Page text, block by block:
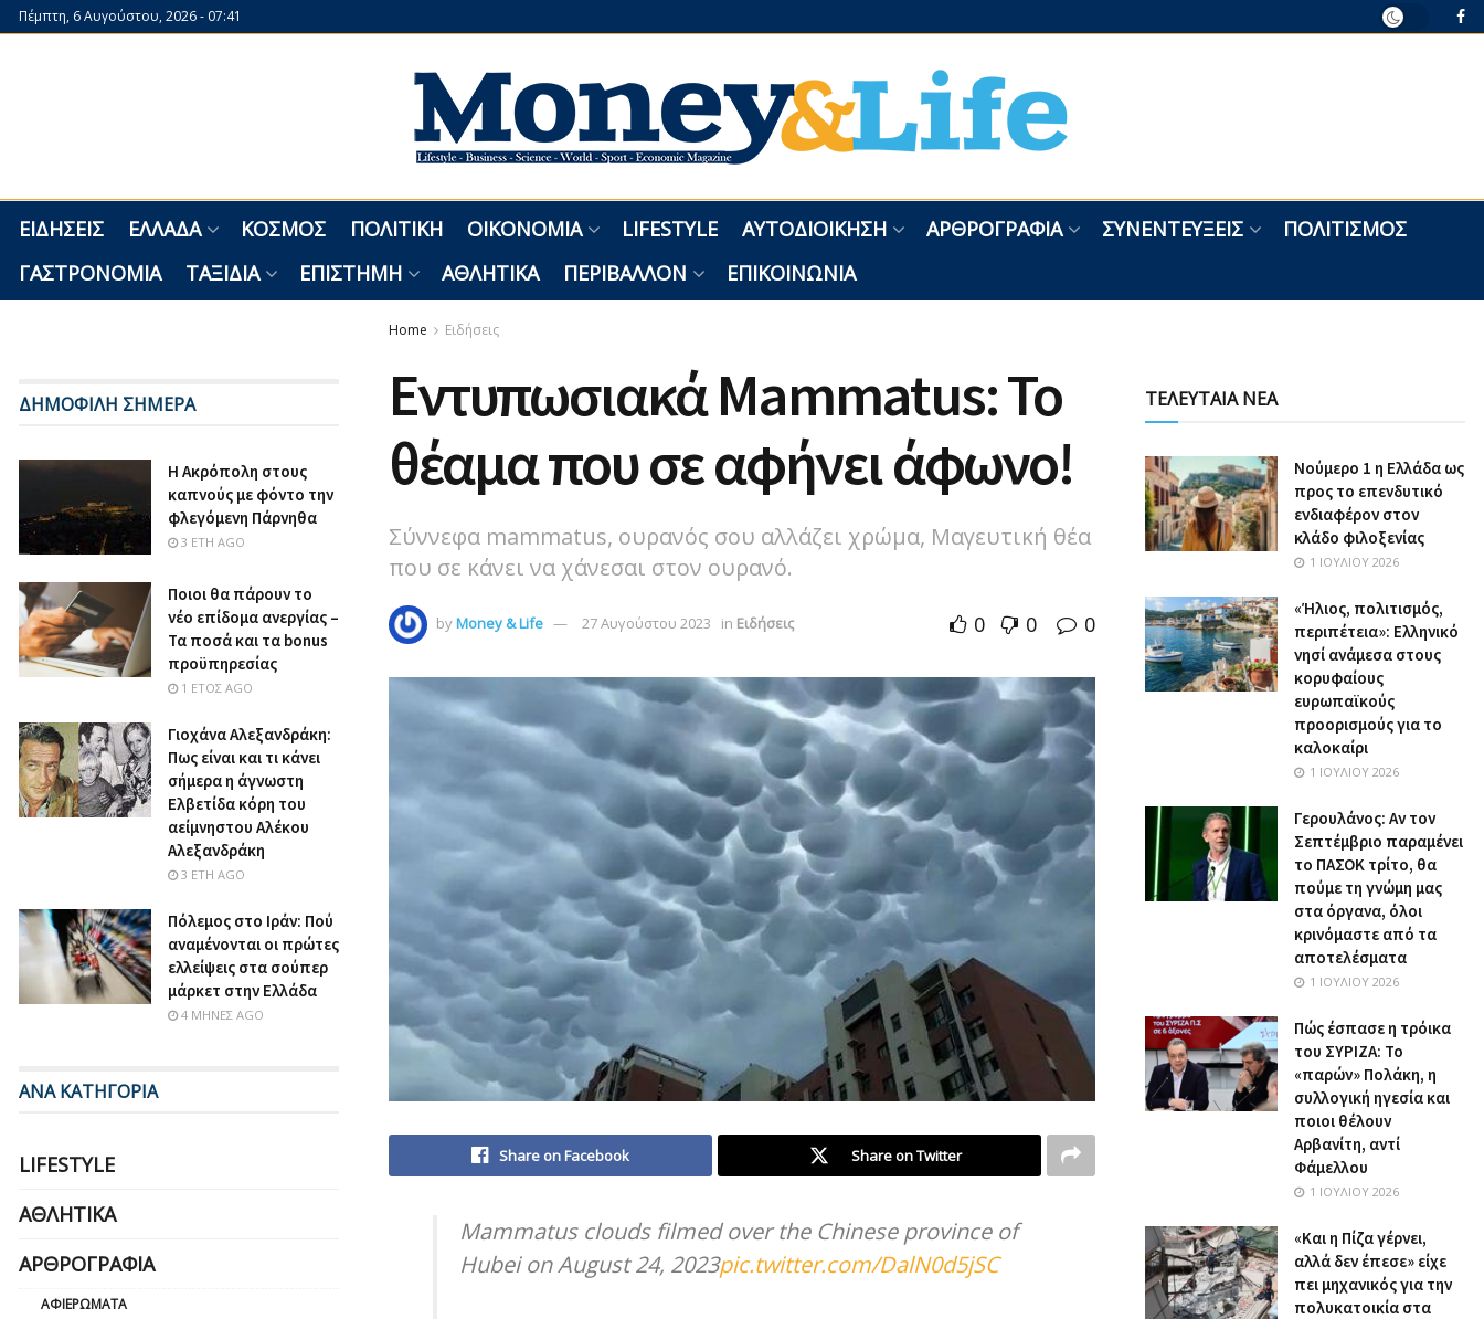
Πέμπτη, 6 Αυγούστου, 2026 - 07:41
ΕΙΔΉΣΕΙΣ ΕΛΛΆΔΑ ΚΌΣΜΟΣ ΠΟΛΙΤΙΚΉ ΟΙΚΟΝΟΜΊΑ LIFESTYLE ΑΥΤΟΔΙΟΊΚΗΣΗ ΑΡΘΡΟΓΡΑΦΊΑ ΣΥΝΕΝΤΕΎΞΕΙΣ
ΠΟΛΙΤΙΣΜΌΣ
ΓΑΣΤΡΟΝΟΜΊΑ
ΤΑΞΊΔΙΑ ΕΠΙΣΤΉΜΗ ΑΘΛΗΤΙΚΆ ΠΕΡΙΒΆΛΛΟΝ ΕΠΙΚΟΙΝΩΝΊΑ
Home Ειδήσεις
Εντυπωσιακά Mammatus: Το
θέαμα που σε αφήνει άφωνο!
Σύννεφα mammatus, ουρανός σου αλλάζει χρώμα, Μαγευτική θέα
που σε κάνει να χάνεσαι στον ουρανό.
byMoney & Life 27 Αυγούστου 2023 in Ειδήσεις 0 0 0
Share on Facebook Share on Twitter
Mammatus clouds filmed over the Chinese province of
Hubei on August 24, 2023pic.twitter.com/DalN0d5jSC
ΔΗΜΟΦΙΛΗ ΣΗΜΕΡΑ
Η Ακρόπολη στους
καπνούς με φόντο την
φλεγόμενη Πάρνηθα
3 ΈΤΗ AGO
Ποιοι θα πάρουν το
νέο επίδομα ανεργίας –
Τα ποσά και τα bonus
προϋπηρεσίας
1 ΈΤΟΣ AGO
Γιοχάνα Αλεξανδράκη:
Πως είναι και τι κάνει
σήμερα η άγνωστη
Ελβετίδα κόρη του
αείμνηστου Αλέκου
Αλεξανδράκη
3 ΈΤΗ AGO
Πόλεμος στο Ιράν: Πού
αναμένονται οι πρώτες
ελλείψεις στα σούπερ
μάρκετ στην Ελλάδα
4 ΜΉΝΕΣ AGO
ΑΝΑ ΚΑΤΗΓΟΡΙΑ
LIFESTYLE
ΑΘΛΗΤΙΚΆ
ΑΡΘΡΟΓΡΑΦΊΑ
ΑΦΙΕΡΏΜΑΤΑ
ΤΕΛΕΥΤΑΙΑ ΝΕΑ
Nούμερο 1 η Ελλάδα ως
προς το επενδυτικό
ενδιαφέρον στον
κλάδο φιλοξενίας
1 ΙΟΥΛΊΟΥ 2026
«Ήλιος, πολιτισμός,
περιπέτεια»: Ελληνικό
νησί ανάμεσα στους
κορυφαίους
ευρωπαϊκούς
προορισμούς για το
καλοκαίρι
1 ΙΟΥΛΊΟΥ 2026
Γερουλάνος: Αν τον
Σεπτέμβριο παραμένει
το ΠΑΣΟΚ τρίτο, θα
πούμε τη γνώμη μας
στα όργανα, όλοι
κρινόμαστε από τα
αποτελέσματα
1 ΙΟΥΛΊΟΥ 2026
Πώς έσπασε η τρόικα
του ΣΥΡΙΖΑ: Το
«παρών» Πολάκη, η
συλλογική ηγεσία και
ποιοι θέλουν
Αρβανίτη, αντί
Φάμελλου
1 ΙΟΥΛΊΟΥ 2026
«Και η Πίζα γέρνει,
αλλά δεν έπεσε» είχε
πει μηχανικός για την
πολυκατοικία στα